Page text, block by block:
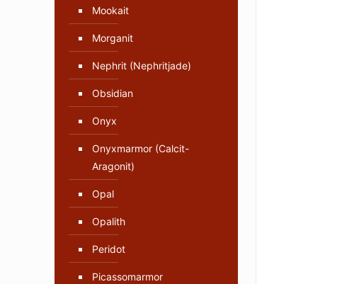
Mookait
Morganit
Nephrit (Nephritjade)
Obsidian
Onyx
Onyxmarmor (Calcit-
Aragonit)
Opal
Opalith
Peridot
Picassomarmor